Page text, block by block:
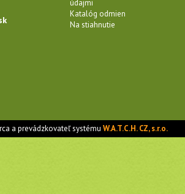
údajmi
Katalóg odmien
Na stiahnutie
a prevádzkovateľ systémuW.A.T.C.H. CZ, s.r.o.